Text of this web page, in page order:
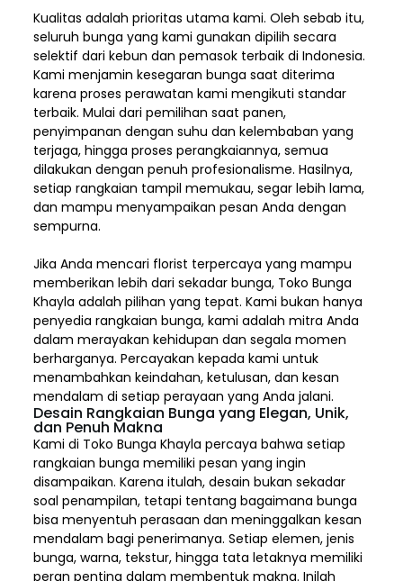
Kualitas adalah prioritas utama kami. Oleh sebab itu,
seluruh bunga yang kami gunakan dipilih secara
selektif dari kebun dan pemasok terbaik di Indonesia.
Kami menjamin kesegaran bunga saat diterima
karena proses perawatan kami mengikuti standar
terbaik. Mulai dari pemilihan saat panen,
penyimpanan dengan suhu dan kelembaban yang
terjaga, hingga proses perangkaiannya, semua
dilakukan dengan penuh profesionalisme. Hasilnya,
setiap rangkaian tampil memukau, segar lebih lama,
dan mampu menyampaikan pesan Anda dengan
sempurna.
Jika Anda mencari florist terpercaya yang mampu
memberikan lebih dari sekadar bunga, Toko Bunga
Khayla adalah pilihan yang tepat. Kami bukan hanya
penyedia rangkaian bunga, kami adalah mitra Anda
dalam merayakan kehidupan dan segala momen
berharganya. Percayakan kepada kami untuk
menambahkan keindahan, ketulusan, dan kesan
mendalam di setiap perayaan yang Anda jalani.
Desain Rangkaian Bunga yang Elegan, Unik,
dan Penuh Makna
Kami di Toko Bunga Khayla percaya bahwa setiap
rangkaian bunga memiliki pesan yang ingin
disampaikan. Karena itulah, desain bukan sekadar
soal penampilan, tetapi tentang bagaimana bunga
bisa menyentuh perasaan dan meninggalkan kesan
mendalam bagi penerimanya. Setiap elemen, jenis
bunga, warna, tekstur, hingga tata letaknya memiliki
peran penting dalam membentuk makna. Inilah